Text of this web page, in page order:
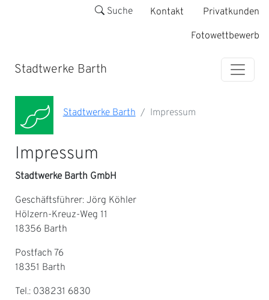
Suche Kontakt
Privatkunden
Fotowettbewerb
Stadtwerke Barth
Stadtwerke Barth Impressum
Impressum
Stadtwerke Barth GmbH
Geschäftsführer: Jörg Köhler
Hölzern-Kreuz-Weg 11
18356 Barth
Postfach 76
18351 Barth
Tel.: 038231 6830